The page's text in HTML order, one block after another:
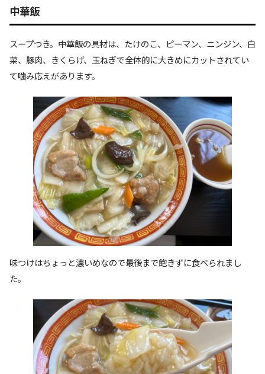
中華飯
スープつき。中華飯の具材は、たけのこ、ピーマン、ニンジン、白
菜、豚肉、きくらげ、玉ねぎで全体的に大きめにカットされてい
て噛み応えがあります。
味つけはちょっと濃いめなので最後まで飽きずに食べられまし
た。